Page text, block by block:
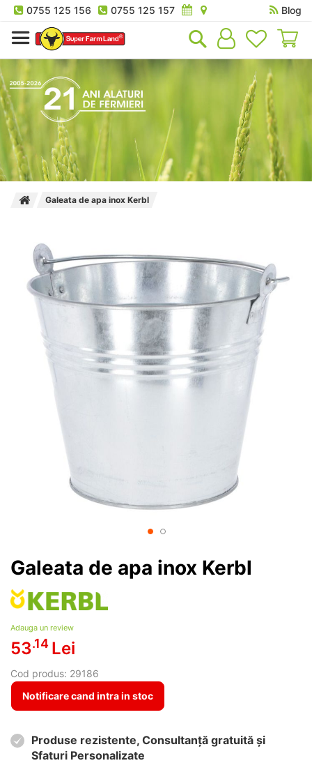
0755 125 156 0755 125 157
Blog
Galeata de apa inox Kerbl
Galeata de apa inox Kerbl
Adauga un review
53.14 Lei
Cod produs: 29186
Notificare cand intra in stoc
Produse rezistente, Consultanță gratuită și
Sfaturi Personalizate